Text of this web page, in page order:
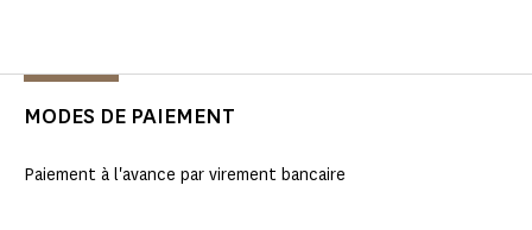
MODES DE PAIEMENT
Paiement à l'avance par virement bancaire